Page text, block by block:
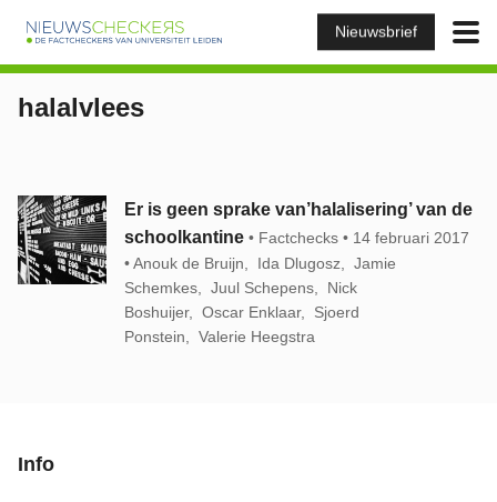
Nieuwsbrief
halalvlees
Er is geen sprake van’halalisering’ van de
schoolkantine
Factchecks
14 februari 2017
Anouk de Bruijn
Ida Dlugosz
Jamie
Schemkes
Juul Schepens
Nick
Boshuijer
Oscar Enklaar
Sjoerd
Ponstein
Valerie Heegstra
Info